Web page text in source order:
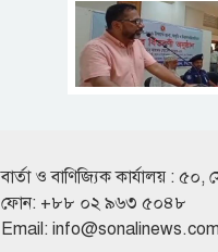
বার্তা ও বাণিজ্যিক কার্যালয় :
ফোন: +৮৮ ০২ ৯৬৩ ৫০৪৮
Email: info@sonalinews.com